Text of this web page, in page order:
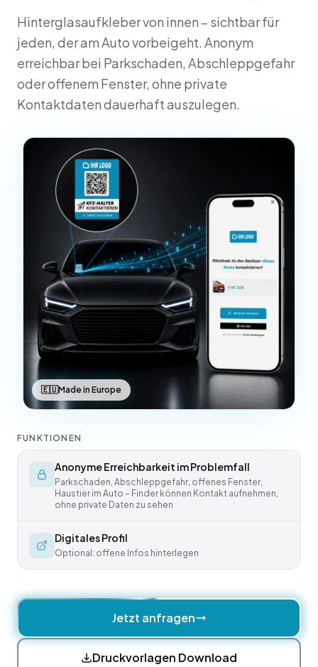
Hinterglasaufkleber von innen – sichtbar für
jeden, der am Auto vorbeigeht. Anonym
erreichbar bei Parkschaden, Abschleppgefahr
oder offenem Fenster, ohne private
Kontaktdaten dauerhaft auszulegen.
🇪🇺Made in Europe
FUNKTIONEN
Anonyme Erreichbarkeit im Problemfall
Parkschaden, Abschleppgefahr, offenes Fenster,
Haustier im Auto – Finder können Kontakt aufnehmen,
ohne private Daten zu sehen
Digitales Profil
Optional: offene Infos hinterlegen
Jetzt anfragen
Druckvorlagen Download